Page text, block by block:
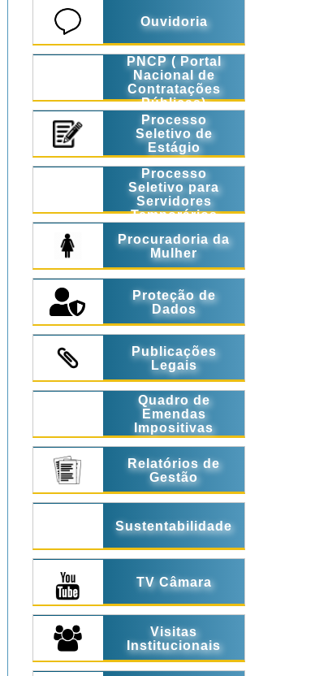
Ouvidoria
PNCP ( Portal
Nacional de
Contratações
Públicas)
Processo
Seletivo de
Estágio
Processo
Seletivo para
Servidores
Temporários
Procuradoria da
Mulher
Proteção de
Dados
Publicações
Legais
Quadro de
Emendas
Impositivas
Relatórios de
Gestão
Sustentabilidade
TV Câmara
Visitas
Institucionais